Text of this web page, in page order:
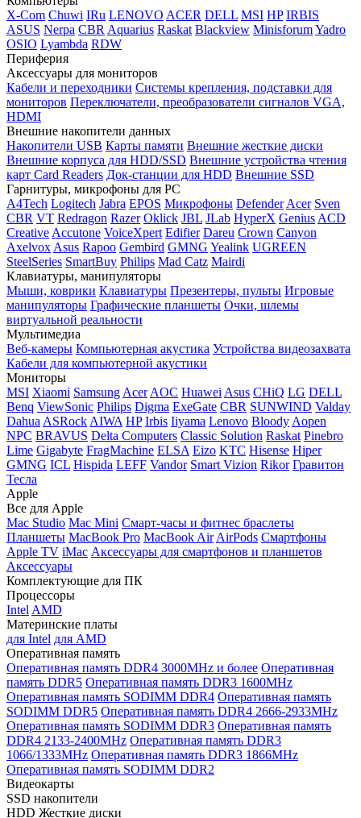
X-Com Chuwi IRu LENOVO ACER DELL MSI HP IRBIS
ASUS Nerpa CBR Aquarius Raskat Blackview MinisforumYadro
OSIO Lyambda RDW
Периферия
Аксессуары для мониторов
Кабели и переходники Системы крепления, подставки для
мониторов Переключатели, преобразователи сигналов VGA,
HDMI
Внешние накопители данных
Накопители USB Карты памяти Внешние жесткие диски
Внешние корпуса для HDD/SSD Внешние устройства чтения
карт Card Readers Док-станции для HDD Внешние SSD
Гарнитуры, микрофоны для PC
A4Tech Logitech Jabra EPOS Микрофоны Defender Acer Sven
CBR VT Redragon Razer Oklick JBL JLab HyperX Genius ACD
Creative Accutone VoiceXpert Edifier Dareu Crown Canyon
Axelvox Asus Rapoo Gembird GMNG Yealink UGREEN
SteelSeries SmartBuy Philips Mad Catz Mairdi
Клавиатуры, манипуляторы
Мыши, коврики Клавиатуры Презентеры, пульты Игровые
манипуляторы Графические планшеты Очки, шлемы
виртуальной реальности
Мультимедиа
Веб-камеры Компьютерная акустика Устройства видеозахвата
Кабели для компьютерной акустики
Мониторы
MSI Xiaomi Samsung Acer AOC Huawei Asus CHiQ LG DELL
Benq ViewSonic Philips Digma ExeGate CBR SUNWIND Valday
Dahua ASRock AIWA HP Irbis Iiyama Lenovo Bloody Aopen
NPC BRAVUS Delta Computers Classic Solution Raskat Pinebro
Lime Gigabyte FragMachine ELSA Eizo KTC Hisense Hiper
GMNG ICL Hispida LEFF Vandor Smart Vizion Rikor Гравитон
Тесла
Apple
Все для Apple
Mac Studio Mac Mini Смарт-часы и фитнес браслеты
Планшеты MacBook Pro MacBook Air AirPods Смартфоны
Apple TV iMac Аксессуары для смартфонов и планшетов
Аксессуары
Комплектующие для ПК
Процессоры
Intel AMD
Материнские платы
для Intel для AMD
Оперативная память
Оперативная память DDR4 3000MHz и более Оперативная
память DDR5 Оперативная память DDR3 1600MHz
Оперативная память SODIMM DDR4 Оперативная память
SODIMM DDR5 Оперативная память DDR4 2666-2933MHz
Оперативная память SODIMM DDR3 Оперативная память
DDR4 2133-2400MHz Оперативная память DDR3
1066/1333MHz Оперативная память DDR3 1866MHz
Оперативная память SODIMM DDR2
Видеокарты
SSD накопители
HDD Жесткие диски